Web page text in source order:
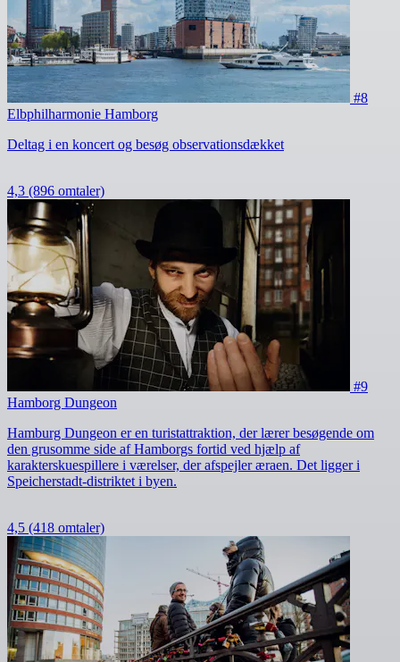
#8
Elbphilharmonie Hamborg
Deltag i en koncert og besøg observationsdækket
4,3 (896 omtaler)
#9
Hamborg Dungeon
Hamburg Dungeon er en turistattraktion, der lærer besøgende om
den grusomme side af Hamborgs fortid ved hjælp af
karakterskuespillere i værelser, der afspejler æraen. Det ligger i
Speicherstadt-distriktet i byen.
4,5 (418 omtaler)